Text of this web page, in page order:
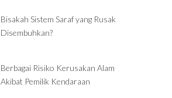
Bisakah Sistem Saraf yang Rusak
Disembuhkan?
Berbagai Risiko Kerusakan Alam
Akibat Pemilik Kendaraan